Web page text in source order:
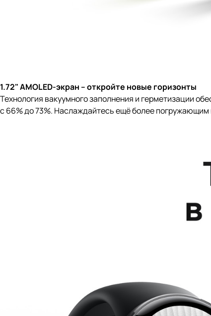
1.72" AMOLED-экран – откройте новые горизонты
Технология вакуумного заполнения и герметизации
с 66% до 73%. Наслаждайтесь ещё более